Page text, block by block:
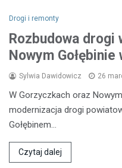
Drogi i remonty
Rozbudowa drogi
Nowym Gołębinie
Sylwia Dawidowicz 26
W Gorzyczkach oraz
modernizacja drogi
Gołębinem…
Czytaj dalej